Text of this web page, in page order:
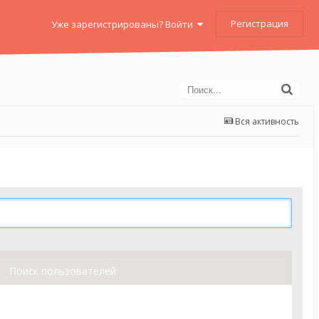
Уже зарегистрированы? Войти Регистрация
Вся активность
Поиск пользователей